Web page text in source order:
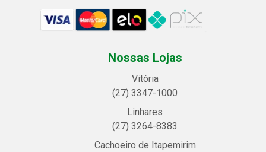
Nossas Lojas
Vitória
(27) 3347-1000
Linhares
(27) 3264-8383
Cachoeiro de Itapemirim